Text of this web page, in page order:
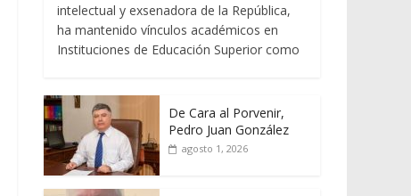
intelectual y exsenadora de la República,
ha mantenido vínculos académicos en
Instituciones de Educación Superior como
De Cara al Porvenir,
Pedro Juan González
agosto 1, 2026